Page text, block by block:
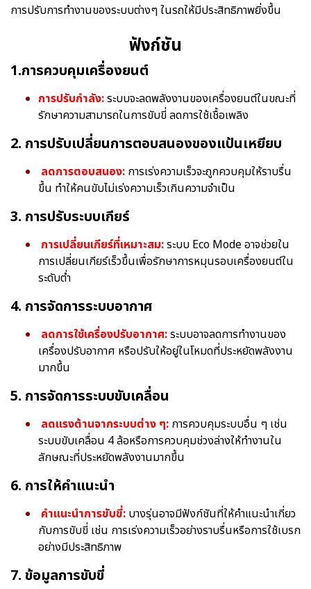
การปรับการทำงานของระบบต่างๆ ในรถให้มีประสิทธิภาพยิ่งขึ้น
ฟังก์ชัน
1.การควบคุมเครื่องยนต์
การปรับกำลัง:ระบบจะลดพลังงานของเครื่องยนต์ในขณะที่
รักษาความสามารถในการขับขี่ ลดการใช้เชื้อเพลิง
2. การปรับเปลี่ยนการตอบสนองของแป้นเหยียบ
ลดการตอบสนอง: การเร่งความเร็วจะถูกควบคุมให้ราบรื่น
ขึ้น ทำให้คนขับไม่เร่งความเร็วเกินความจำเป็น
3. การปรับระบบเกียร์
การเปลี่ยนเกียร์ที่เหมาะสม:ระบบ Eco Mode อาจช่วยใน
การเปลี่ยนเกียร์เร็วขึ้นเพื่อรักษาการหมุนรอบเครื่องยนต์ใน
ระดับต่ำ
4. การจัดการระบบอากาศ
ลดการใช้เครื่องปรับอากาศ:ระบบอาจลดการทำงานของ
เครื่องปรับอากาศ หรือปรับให้อยู่ในโหมดที่ประหยัดพลังงาน
มากขึ้น
5. การจัดการระบบขับเคลื่อน
ลดแรงต้านจากระบบต่าง ๆ: การควบคุมระบบอื่น ๆ เช่น
ระบบขับเคลื่อน 4 ล้อหรือการควบคุมช่วงล่างให้ทำงานใน
ลักษณะที่ประหยัดพลังงานมากขึ้น
6. การให้คำแนะนำ
คำแนะนำการขับขี่: บางรุ่นอาจมีฟังก์ชันที่ให้คำแนะนำเกี่ยว
กับการขับขี่ เช่น การเร่งความเร็วอย่างราบรื่นหรือการใช้เบรก
อย่างมีประสิทธิภาพ
7. ข้อมูลการขับขี่